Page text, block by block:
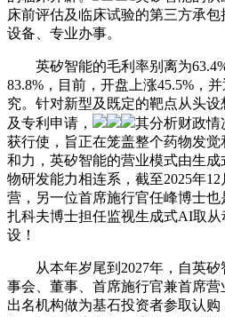
床前评估及临床试验的第三方承
设备、专业办事。
英矽智能的毛利率别离为63.4%
83.8%，目前，开盘上涨45.5%，
究。针对新型及既定的靶点从头设
及专利申请，
其分析财政情
获行使，旨正在笼盖整个药物发
和力，英矽智能的营业模式由生成
物研发能力相连系，截至2025年
营，另一位首席施行官任峰博士也
扎科夫博士担任监视生成式AI取
设！
从本年岁尾到2027年，自英矽
事会、董事、首席施行官兼首席
出名机构做为基石投资者参取认购